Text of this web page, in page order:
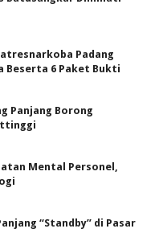
Padang
Beserta 6 Paket Bukti
Panjang Borong
Mental Personel,
“Standby” di Pasar